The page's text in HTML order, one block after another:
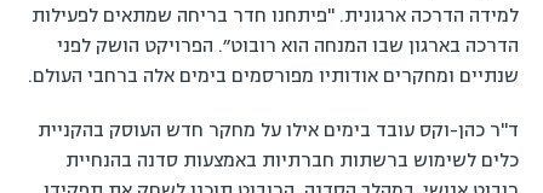
למידה הדרכה ארגונית. "פיתחנו חדר בריחה שמתאים לפעילות
הדרכה בארגון שבו המנחה הוא רובוט״. הפרויקט הושק לפני
שנתיים ומחקרים אודותיו מפורסמים בימים אלה ברחבי העולם.
ד"ר כהן-וקס עובד בימים אילו על מחקר חדש העוסק בהקניית
כלים לשימוש ברשתות חברתיות באמצעות סדנה בהנחיית